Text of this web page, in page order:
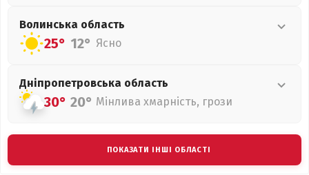
Волинська область
25° 12° Ясно
Дніпропетровська область
30° 20° Мінлива хмарність, грози
ПОКАЗАТИ ІНШІ ОБЛАСТІ